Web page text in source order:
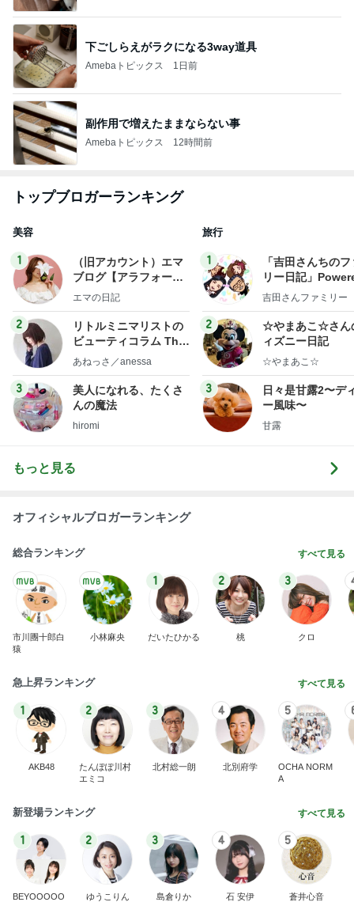
下ごしらえがラクになる3way道具
Amebaトピックス 1日前
副作用で増えたままならない事
Amebaトピックス 12時間前
トップブロガーランキング
美容
1
（旧アカウント）エマ
ブログ【アラフォー会
社売却セカンドライ
エマの日記
2
リトルミニマリストの
ビューティコラム The
little minimalist's bea
あねっさ／anessa
3
美人になれる、たくさ
んの魔法
hiromi
旅行
1
「吉田さんちの
リー日記」
y Ameba 吉田さ
ログ
吉田さんファミリー
2
☆やまあこ☆さん
ィズニー日記
☆やまあこ☆
3
日々是甘露2〜デ
ー風味〜
甘露
もっと見る
オフィシャルブロガーランキング
総合ランキング すべて見る
市川團十郎白
猿
小林麻央
1
だいたひかる
2
桃
3
クロ
急上昇ランキング すべて見る
1
AKB48
2
たんぽぽ川村
エミコ
3
北村総一朗
4
北別府学
5
OCHA NORM
A
新登場ランキング すべて見る
1
BEYOOOOO
2
ゆうこりん
3
島倉りか
4
石 安伊
5
蒼井心音